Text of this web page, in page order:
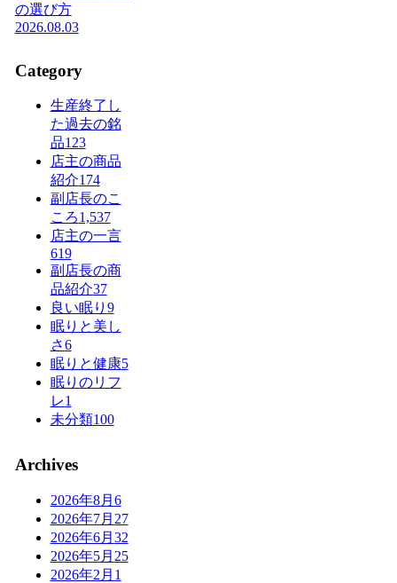
の選び方
2026.08.03
Category
生産終了し
た過去の銘
品123
店主の商品
紹介174
副店長のこ
ころ1,537
店主の一言
619
副店長の商
品紹介37
良い眠り 9
眠りと美し
さ6
眠りと健康5
眠りのリフ
レ1
未分類100
Archives
2026年8月 6
2026年7月 27
2026年6月 32
2026年5月 25
2026年2月 1